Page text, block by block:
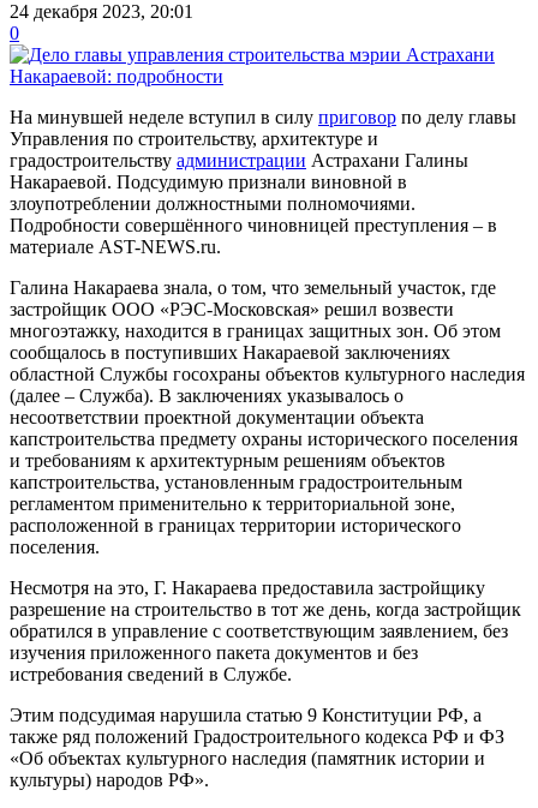
24 декабря 2023, 20:01
0
На минувшей неделе вступил в силу приговор по делу главы
Управления по строительству, архитектуре и
градостроительству администрации Астрахани Галины
Накараевой. Подсудимую признали виновной в
злоупотреблении должностными полномочиями.
Подробности совершённого чиновницей преступления – в
материале AST-NEWS.ru.
Галина Накараева знала, о том, что земельный участок, где
застройщик ООО «РЭС-Московская» решил возвести
многоэтажку, находится в границах защитных зон. Об этом
сообщалось в поступивших Накараевой заключениях
областной Службы госохраны объектов культурного наследия
(далее – Служба). В заключениях указывалось о
несоответствии проектной документации объекта
капстроительства предмету охраны исторического поселения
и требованиям к архитектурным решениям объектов
капстроительства, установленным градостроительным
регламентом применительно к территориальной зоне,
расположенной в границах территории исторического
поселения.
Несмотря на это, Г. Накараева предоставила застройщику
разрешение на строительство в тот же день, когда застройщик
обратился в управление с соответствующим заявлением, без
изучения приложенного пакета документов и без
истребования сведений в Службе.
Этим подсудимая нарушила статью 9 Конституции РФ, а
также ряд положений Градостроительного кодекса РФ и ФЗ
«Об объектах культурного наследия (памятник истории и
культуры) народов РФ».